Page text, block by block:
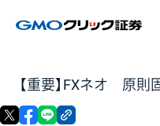
【重要】FXネオ 原
X facebook